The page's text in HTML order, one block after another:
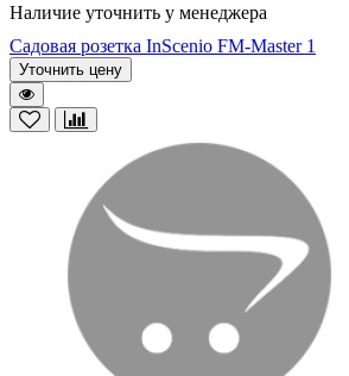
Наличие уточнить у менеджера
Садовая розетка InScenio FM-Master 1
Уточнить цену